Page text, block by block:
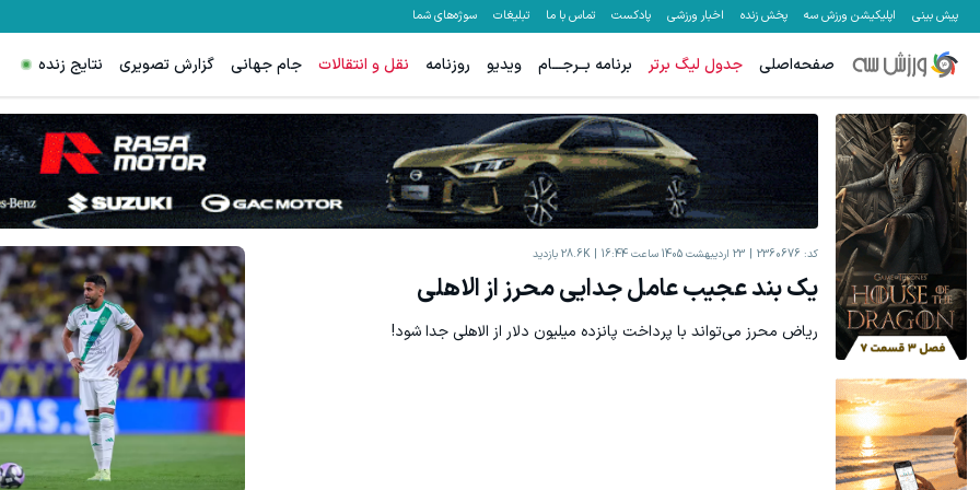
پیش بینی اپلیکیشن ورزش سه پخش زنده اخبار ورزشی پادکست تماس با ما تبلیغات سوژه‌های شما
صفحه‌اصلی جدول لیگ برتر برنامه بــرجـــام ویدیو روزنامه نقل و انتقالات جام جهانی گزارش تصویری نتایج زنده
کد: 2360676 23 اردیبهشت 1405 ساعت 16:44 28.6K بازدید
یک بند عجیب عامل جدایی محرز از الاهلی
ریاض محرز می‌تواند با پرداخت پانزده میلیون دلار از الاهلی جدا شود!